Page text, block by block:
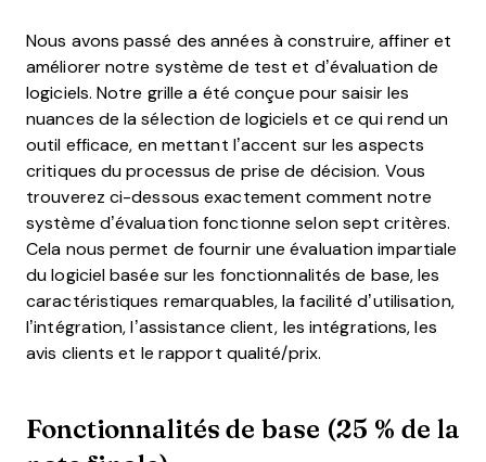
Nous avons passé des années à construire, affiner et
améliorer notre système de test et d’évaluation de
logiciels. Notre grille a été conçue pour saisir les
nuances de la sélection de logiciels et ce qui rend un
outil efficace, en mettant l’accent sur les aspects
critiques du processus de prise de décision. Vous
trouverez ci-dessous exactement comment notre
système d’évaluation fonctionne selon sept critères.
Cela nous permet de fournir une évaluation impartiale
du logiciel basée sur les fonctionnalités de base, les
caractéristiques remarquables, la facilité d’utilisation,
l’intégration, l’assistance client, les intégrations, les
avis clients et le rapport qualité/prix.
Fonctionnalités de base (25 % de la